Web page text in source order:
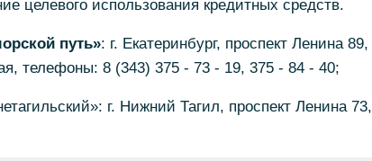
целевого использования кредитных средств.
путь»: г. Екатеринбург, проспект Ленина 89,
телефоны: 8 (343) 375 - 73 - 19, 375 - 84 - 40;
г. Нижний Тагил, проспект Ленина 73,